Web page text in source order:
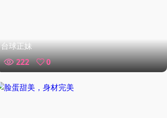
台球正妹
222
0